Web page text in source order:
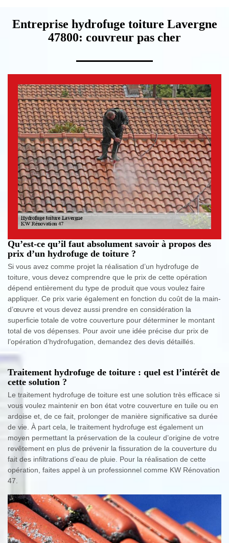
Entreprise hydrofuge toiture Lavergne
47800: couvreur pas cher
Qu’est-ce qu’il faut absolument savoir à propos des
prix d’un hydrofuge de toiture ?
Si vous avez comme projet la réalisation d’un hydrofuge de
toiture, vous devez comprendre que le prix de cette opération
dépend entièrement du type de produit que vous voulez faire
appliquer. Ce prix varie également en fonction du coût de la main-
d’œuvre et vous devez aussi prendre en considération la
superficie totale de votre couverture pour déterminer le montant
total de vos dépenses. Pour avoir une idée précise dur prix de
l’opération d’hydrofugation, demandez des devis détaillés.
Traitement hydrofuge de toiture : quel est l’intérêt de
cette solution ?
Le traitement hydrofuge de toiture est une solution très efficace si
vous voulez maintenir en bon état votre couverture en tuile ou en
ardoise et, de ce fait, prolonger de manière significative sa durée
de vie. À part cela, le traitement hydrofuge est également un
moyen permettant la préservation de la couleur d’origine de votre
revêtement en plus de prévenir la fissuration de la couverture du
fait des infiltrations d’eau de pluie. Pour la réalisation de cette
opération, faites appel à un professionnel comme KW Rénovation
47.